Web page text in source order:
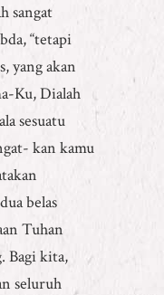
sangat
“tetapi
yang akan
Ku, Dialah
sesuatu
kan kamu
belas
Tuhan
Bagi kita,
seluruh